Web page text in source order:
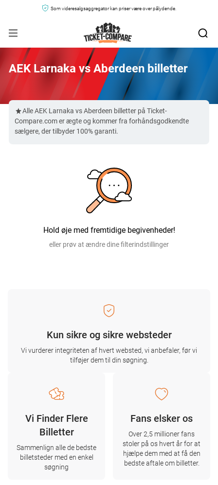
Som videresalgsaggregator kan priser være over pålydende.
AEK Larnaka vs Aberdeen billetter
Alle AEK Larnaka vs Aberdeen billetter på Ticket-
Compare.com er ægte og kommer fra forhåndsgodkendte
sælgere, der tilbyder 100% garanti.
Hold øje med fremtidige begivenheder!
eller prøv at ændre dine filterindstillinger
Kun sikre og sikre websteder
Vi vurderer integriteten af ​​hvert websted, vi anbefaler, før vi
tilføjer dem til din søgning.
Vi Finder Flere
Billetter
Sammenlign alle de bedste
billetsteder med en enkel
søgning
Fans elsker os
Over 2,5 millioner fans
stoler på os hvert år for at
hjælpe dem med at få den
bedste aftale om billetter.